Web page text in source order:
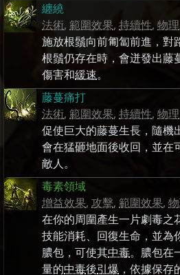
纏繞
法術, 範圍效果, 持續性, 物理
施放根鬚向前匍匐前進，對
根鬚仍存在時，會迸發出藤
傷害和緩速。
藤蔓痛打
法術, 範圍效果, 持續性, 物理
促使巨大的藤蔓生長，隨機
會在猛砸地面後收回，並在
敵人。
毒素領域
增益效果, 攻擊, 範圍效果,
在你的周圍產生一片劇毒之
技能消耗、回復生命，並為
膿包，可使其中毒。膿包在
量的中毒後引爆 ，依據保存